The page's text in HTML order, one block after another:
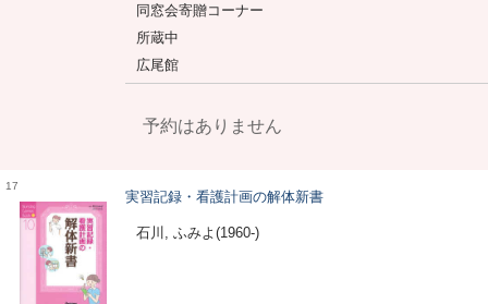
同窓会寄贈コーナー
所蔵中
広尾館
予約はありません
17
実習記録・看護計画の解体新書
石川, ふみよ(1960-)